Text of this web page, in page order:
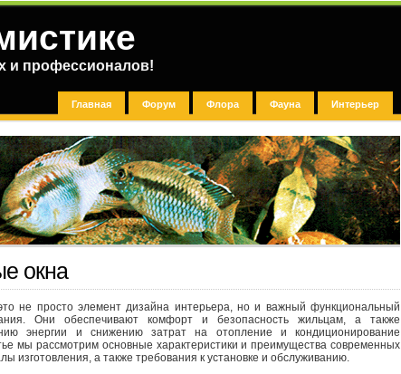
и профессионалов!
Главная Форум Флора Фауна Интерьер
окна
не просто элемент дизайна интерьера, но и важный функциональный
Они обеспечивают комфорт и безопасность жильцам, а также
энергии и снижению затрат на отопление и кондиционирование
мы рассмотрим основные характеристики и преимущества современных
изготовления, а также требования к установке и обслуживанию.